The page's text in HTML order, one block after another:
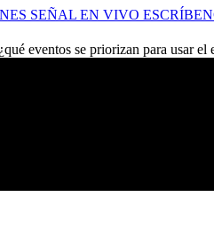
SEÑAL EN VIVO
eventos se priorizan para usar el